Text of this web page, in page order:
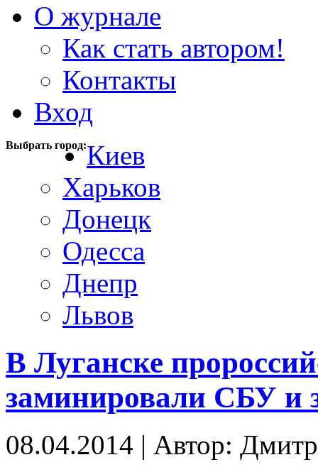
О журнале
Как стать автором!
Контакты
Вход
Выбрать город:Киев
Харьков
Донецк
Одесса
Днепр
Львов
В Луганске
заминировали СБУ и
08.04.2014 | Автор: